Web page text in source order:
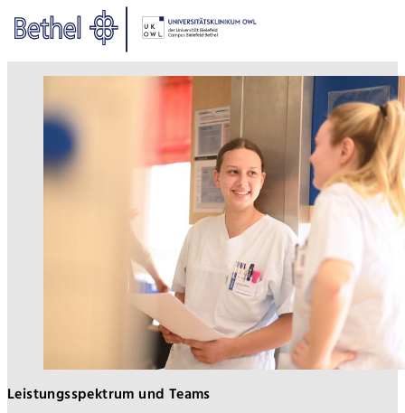
Zum Hauptinhalt springen
Zur Fußzeile springen
Bethel - Pflegedienst
Leistungsspektrum und Teams